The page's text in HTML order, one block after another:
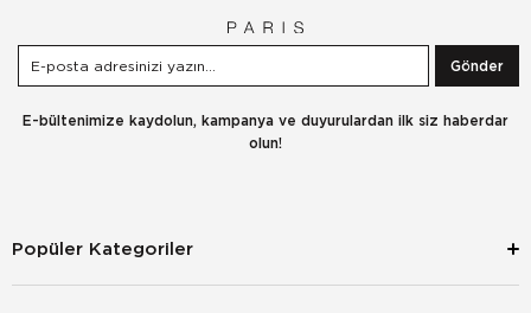
Gönder
E-bültenimize kaydolun, kampanya ve duyurulardan ilk siz haberdar
olun!
Popüler Kategoriler